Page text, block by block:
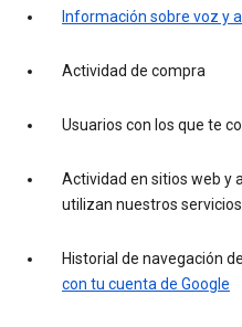
Información sobre voz y
Actividad de compra
Usuarios con los que te
Actividad en sitios web y
utilizan nuestros servicios
Historial de navegación
con tu cuenta de Google